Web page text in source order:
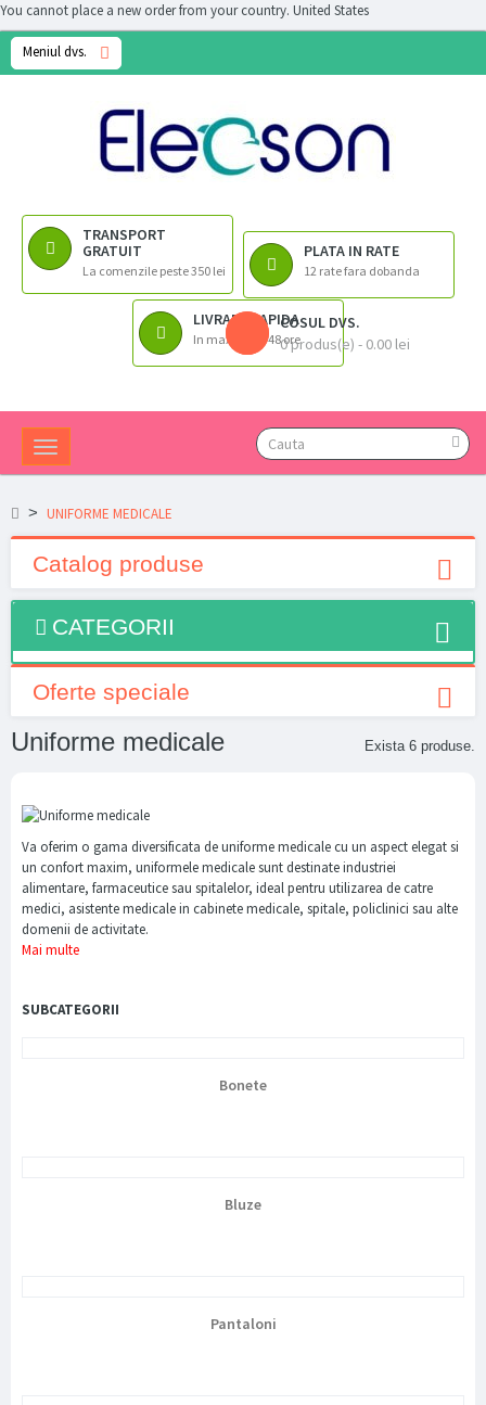
You cannot place a new order from your country. United States
Meniul dvs.
TRANSPORT
GRATUIT
La comenzile peste 350 lei
PLATA IN RATE
12 rate fara dobanda
LIVRARE RAPIDA
In maximum 48 ore
COSUL DVS.
0 produs(e) - 0.00 lei
Toggle
navigation
> UNIFORME MEDICALE
Catalog produse
CATEGORII
Oferte speciale
Uniforme medicale Exista 6 produse.
Va oferim o gama diversificata de uniforme medicale cu un aspect elegat si
un confort maxim, uniformele medicale sunt destinate industriei
alimentare, farmaceutice sau spitalelor, ideal pentru utilizarea de catre
medici, asistente medicale in cabinete medicale, spitale, policlinici sau alte
domenii de activitate.
Mai multe
SUBCATEGORII
Bonete
Bluze
Pantaloni